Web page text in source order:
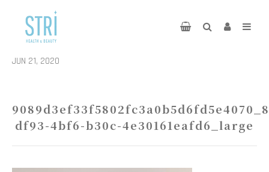
JUN 21, 2020
df93-4bf6-b30c-4e30161eafd6_large